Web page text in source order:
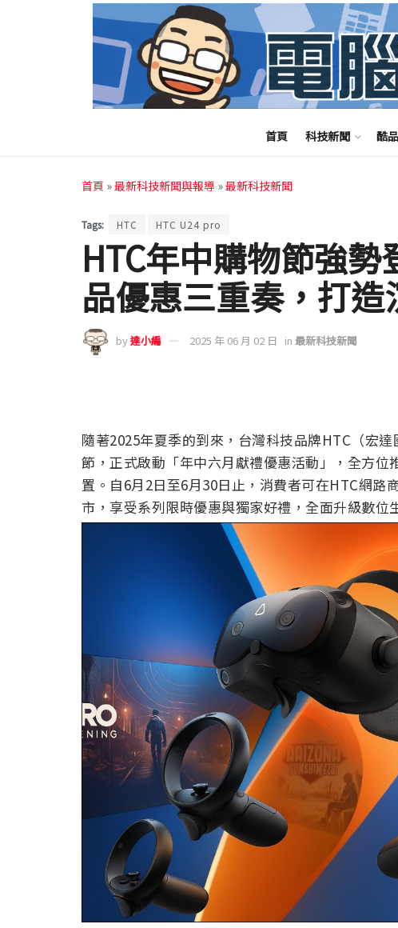
首頁 科技新聞 酷
首頁 »最新科技新聞與報導 »最新科技新聞
Tags: HTC HTC U24 pro
HTC年中購物節強勢
品優惠三重奏，打
by達小編 2025 年 06 月 02 日 in 最新科技新聞
隨著2025年夏季的到來，台灣科技品牌HTC（宏
節，正式啟動「年中六月獻禮優惠活動」，全方
置。自6月2日至6月30日止，消費者可在HTC網路
市，享受系列限時優惠與獨家好禮，全面升級數位